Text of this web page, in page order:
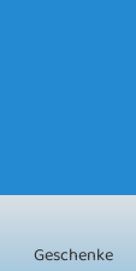
Geschenke